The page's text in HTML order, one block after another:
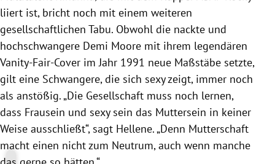
liiert ist, bricht noch mit einem weiteren
gesellschaftlichen Tabu. Obwohl die nackte und
hochschwangere Demi Moore mit ihrem legendären
Vanity-Fair-Cover im Jahr 1991 neue Maßstäbe setzte,
gilt eine Schwangere, die sich sexy zeigt, immer noch
als anstößig. „Die Gesellschaft muss noch lernen,
dass Frausein und sexy sein das Muttersein in keiner
Weise ausschließt“, sagt Hellene. „Denn Mutterschaft
macht einen nicht zum Neutrum, auch wenn manche